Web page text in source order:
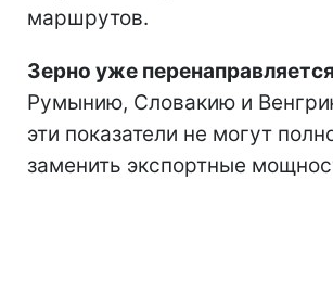
маршрутов.
Зерно уже перенаправляется
Румынию, Словакию и
эти показатели не могут
заменить экспортные